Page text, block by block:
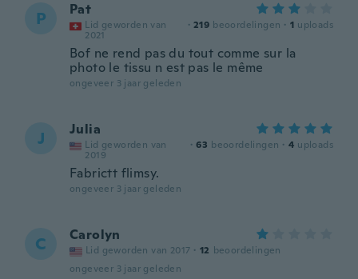
P Pat
Lid geworden van
2021
· 219 beoordelingen · 1 uploads
Bof ne rend pas du tout comme sur la
photo le tissu n est pas le même
ongeveer 3 jaar geleden
J Julia
Lid geworden van
2019
· 63 beoordelingen · 4 uploads
Fabrictt flimsy.
ongeveer 3 jaar geleden
C Carolyn
Lid geworden van 2017 · 12 beoordelingen
ongeveer 3 jaar geleden